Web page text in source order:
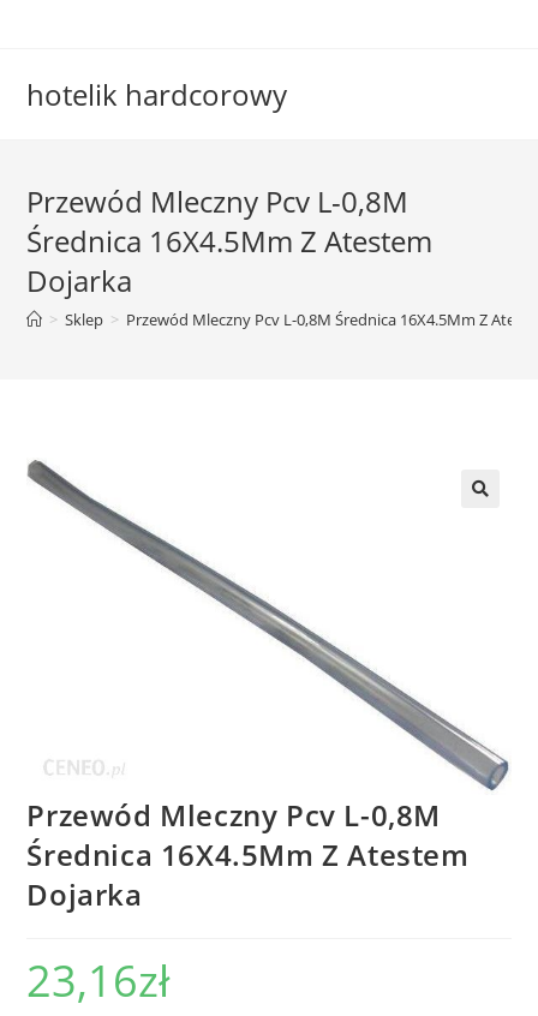
hotelik hardcorowy
Przewód Mleczny Pcv L-0,8M
Średnica 16X4.5Mm Z Atestem
Dojarka
> Sklep > Przewód Mleczny Pcv L-0,8M Średnica 16X4.5Mm Z
Przewód Mleczny Pcv L-0,8M
Średnica 16X4.5Mm Z Atestem
Dojarka
23,16zł